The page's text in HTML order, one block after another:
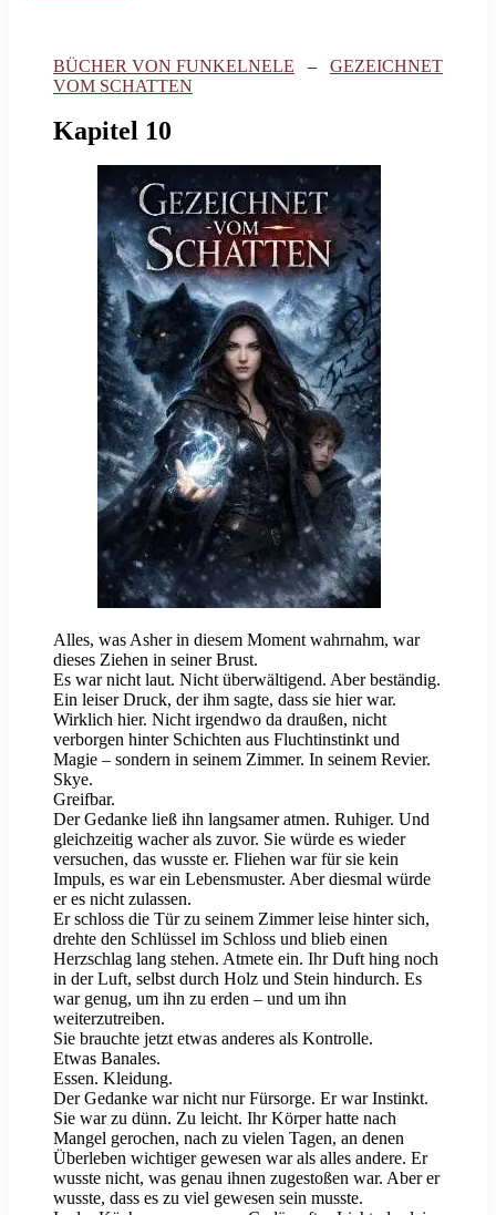
BÜCHER VON FUNKELNELE – GEZEICHNET
VOM SCHATTEN
Kapitel 10
Alles, was Asher in diesem Moment wahrnahm, war
dieses Ziehen in seiner Brust.
Es war nicht laut. Nicht überwältigend. Aber beständig.
Ein leiser Druck, der ihm sagte, dass sie hier war.
Wirklich hier. Nicht irgendwo da draußen, nicht
verborgen hinter Schichten aus Fluchtinstinkt und
Magie – sondern in seinem Zimmer. In seinem Revier.
Skye.
Greifbar.
Der Gedanke ließ ihn langsamer atmen. Ruhiger. Und
gleichzeitig wacher als zuvor. Sie würde es wieder
versuchen, das wusste er. Fliehen war für sie kein
Impuls, es war ein Lebensmuster. Aber diesmal würde
er es nicht zulassen.
Er schloss die Tür zu seinem Zimmer leise hinter sich,
drehte den Schlüssel im Schloss und blieb einen
Herzschlag lang stehen. Atmete ein. Ihr Duft hing noch
in der Luft, selbst durch Holz und Stein hindurch. Es
war genug, um ihn zu erden – und um ihn
weiterzutreiben.
Sie brauchte jetzt etwas anderes als Kontrolle.
Etwas Banales.
Essen. Kleidung.
Der Gedanke war nicht nur Fürsorge. Er war Instinkt.
Sie war zu dünn. Zu leicht. Ihr Körper hatte nach
Mangel gerochen, nach zu vielen Tagen, an denen
Überleben wichtiger gewesen war als alles andere. Er
wusste nicht, was genau ihnen zugestoßen war. Aber er
wusste, dass es zu viel gewesen sein musste.